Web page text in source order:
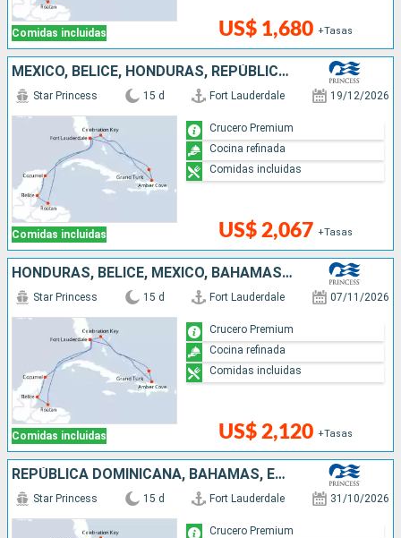
Comidas incluidas US$ 1,680 +Tasas
MÉXICO, BELICE, HONDURAS, REPÚBLICA DOMINICANA, BAHAMAS, ESTADOS UNIDOS
Comidas incluidas
Star Princess 15 d Fort Lauderdale 19/12/2026
US$ 2,067 +Tasas
Crucero Premium
Cocina refinada
Comidas incluidas
HONDURAS, BELICE, MÉXICO, BAHAMAS, REPÚBLICA DOMINICANA, ESTADOS UNIDOS
Comidas incluidas
Star Princess 15 d Fort Lauderdale 07/11/2026
US$ 2,120 +Tasas
Crucero Premium
Cocina refinada
Comidas incluidas
REPÚBLICA DOMINICANA, BAHAMAS, ESTADOS UNIDOS, HONDURAS, BELICE, MÉXICO
Star Princess 15 d Fort Lauderdale 31/10/2026
Crucero Premium